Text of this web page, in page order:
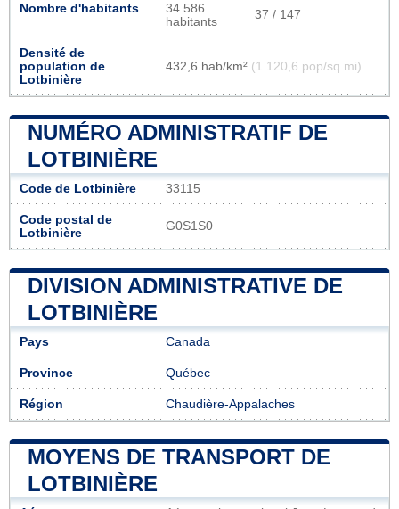
Nombre d'habitants
34 586
habitants
37 / 147
Densité de
population de
Lotbinière
432,6 hab/km² (1 120,6 pop/sq mi)
NUMÉRO ADMINISTRATIF DE
LOTBINIÈRE
Code de Lotbinière 33115
Code postal de
Lotbinière
G0S1S0
DIVISION ADMINISTRATIVE DE
LOTBINIÈRE
Pays Canada
Province Québec
Région Chaudière-Appalaches
MOYENS DE TRANSPORT DE
LOTBINIÈRE